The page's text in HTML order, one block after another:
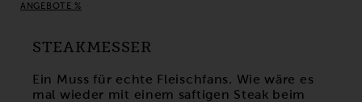
ANGEBOTE %
STEAKMESSER
Ein Muss für echte Fleischfans. Wie wäre es
mal wieder mit einem saftigen Steak beim